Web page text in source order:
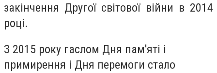
закінчення Другої світової війни в 2014
році.
З 2015 року гаслом Дня пам'яті і
примирення і Дня перемоги стало